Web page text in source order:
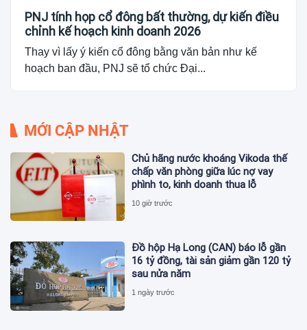
PNJ tính họp cổ đông bất thường, dự kiến điều
chỉnh kế hoạch kinh doanh 2026
Thay vì lấy ý kiến cổ đông bằng văn bản như kế
hoạch ban đầu, PNJ sẽ tổ chức Đại...
MỚI CẬP NHẬT
Chủ hãng nước khoáng Vikoda thế
chấp văn phòng giữa lúc nợ vay
phình to, kinh doanh thua lỗ
10 giờ trước
Đồ hộp Hạ Long (CAN) báo lỗ gần
16 tỷ đồng, tài sản giảm gần 120 tỷ
sau nửa năm
1 ngày trước